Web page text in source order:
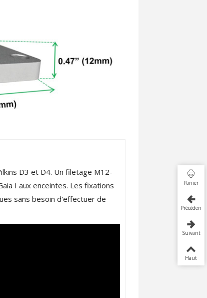
D3 et D4. Un filetage M12-
I aux enceintes. Les fixations
sans besoin d'effectuer de
Panier
Précédent
Suivant
Haut